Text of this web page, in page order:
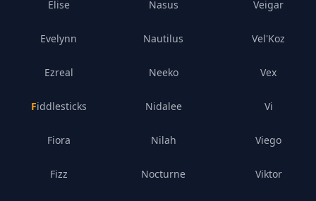
Elise
Evelynn
Ezreal
Fiddlesticks
Fiora
Fizz
Nasus
Nautilus
Neeko
Nidalee
Nilah
Nocturne
Veigar
Vel'Koz
Vex
Vi
Viego
Viktor